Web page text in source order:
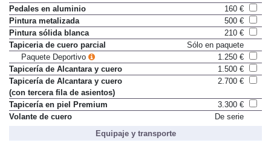
Pedales en aluminio
160 €
Pintura metalizada
500 €
Pintura sólida blanca
210 €
Tapiceria de cuero parcial
Sólo en paquete
Paquete Deportivo
1.250 €
Tapicería de Alcantara y cuero
1.500 €
Tapicería de Alcantara y cuero
(con tercera fila de asientos)
2.700 €
Tapicería en piel Premium
3.300 €
Volante de cuero
De serie
Equipaje y transporte